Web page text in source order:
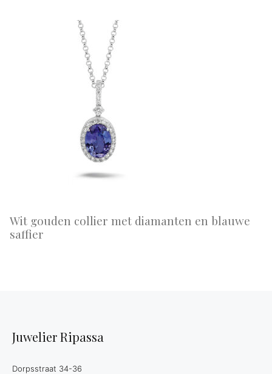
Wit gouden collier met diamanten en blauwe
saffier
Juwelier Ripassa
Dorpsstraat 34-36